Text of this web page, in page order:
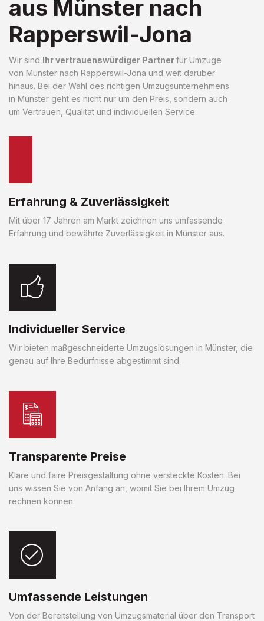
aus Münster nach
Rapperswil-Jona
Wir sind Ihr vertrauenswürdiger Partnerfür Umzüge
von Münster nach Rapperswil-Jona und weit darüber
hinaus. Bei der Wahl des richtigen Umzugsunternehmens
in Münster geht es nicht nur um den Preis, sondern auch
um Vertrauen, Qualität und individuellen Service.
Erfahrung & Zuverlässigkeit
Mit über 17 Jahren am Markt zeichnen uns umfassende
Erfahrung und bewährte Zuverlässigkeit in Münster aus.
Individueller Service
Wir bieten maßgeschneiderte Umzugslösungen in Münster, die
genau auf Ihre Bedürfnisse abgestimmt sind.
Transparente Preise
Klare und faire Preisgestaltung ohne versteckte Kosten. Bei
uns wissen Sie von Anfang an, womit Sie bei Ihrem Umzug
rechnen können.
Umfassende Leistungen
Von der Bereitstellung von Umzugsmaterial über den Transport